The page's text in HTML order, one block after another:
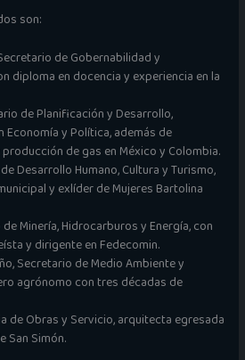
son:
de Gobernabilidad y
diploma en docencia y experiencia en la
de Planificación y Desarrollo,
y Política, además de
de gas en México y Colombia.
Desarrollo Humano, Cultura y Turismo,
y exlíder de Mujeres Bartolina
Minería, Hidrocarburos y Energía, con
y dirigente en Fedecomin.
Secretario de Medio Ambiente y
agrónomo con tres décadas de
de Obras y Servicio, arquitecta egresada
San Simón.